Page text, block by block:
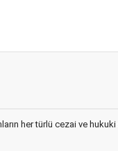
her türlü cezai ve